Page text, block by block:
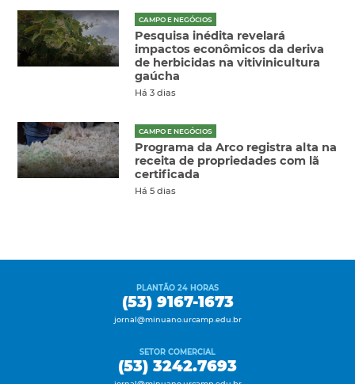
CAMPO E NEGÓCIOS
Pesquisa inédita revelará
impactos econômicos da deriva
de herbicidas na vitivinicultura
gaúcha
Há 3 dias
CAMPO E NEGÓCIOS
Programa da Arco registra alta na
receita de propriedades com lã
certificada
Há 5 dias
PLANTÃO 24 HORAS
(53) 9167-1673
jornal@minuano.urcamp.edu.br
SETOR COMERCIAL
(53) 3242.7693